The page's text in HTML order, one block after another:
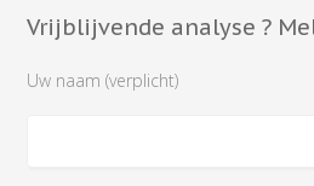
Vrijblijvende analyse ?
Uw naam (verplicht)